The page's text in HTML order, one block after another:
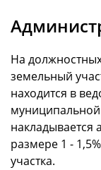
На
земельный
находится в
размере 1 -
участка.